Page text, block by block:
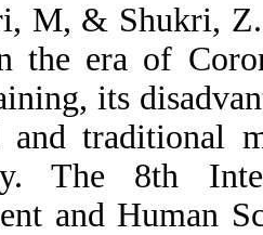
14. Ghadri, M,
training in the
type of training,
combined and
technology.
Management